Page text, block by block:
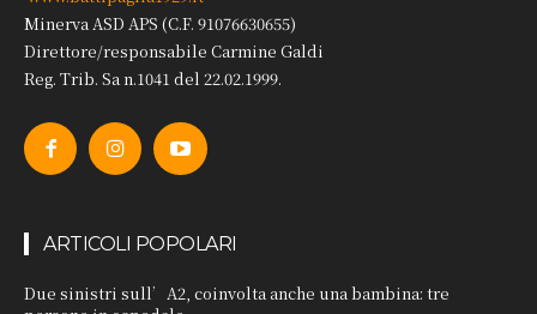
Minerva ASD APS (C.F. 91076630655)
Direttore/responsabile Carmine Galdi
Reg. Trib. Sa n.1041 del 22.02.1999.
ARTICOLI POPOLARI
Due sinistri sull’A2, coinvolta anche una bambina: tre